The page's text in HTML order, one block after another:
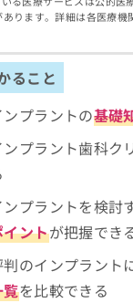
ります。詳細は各医療機
ること
プラントの基礎
プラント歯科ク
プラントを検討
ントが把握でき
のインプラント
覧を比較できる